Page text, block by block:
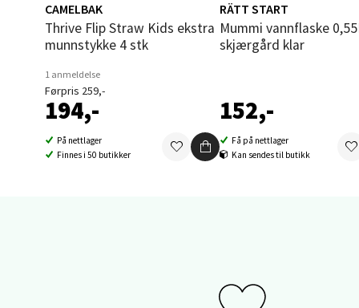
CAMELBAK
Thrive Flip Straw Kids ekstra
munnstykke 4 stk
1 anmeldelse
Førpris 259,-
194,-
På nettlager
Finnes i 50 butikker
RÄTT START
Mummi vannflaske 0,55L
skjærgård klar
152,-
Få på nettlager
Kan sendes til butikk
0 i